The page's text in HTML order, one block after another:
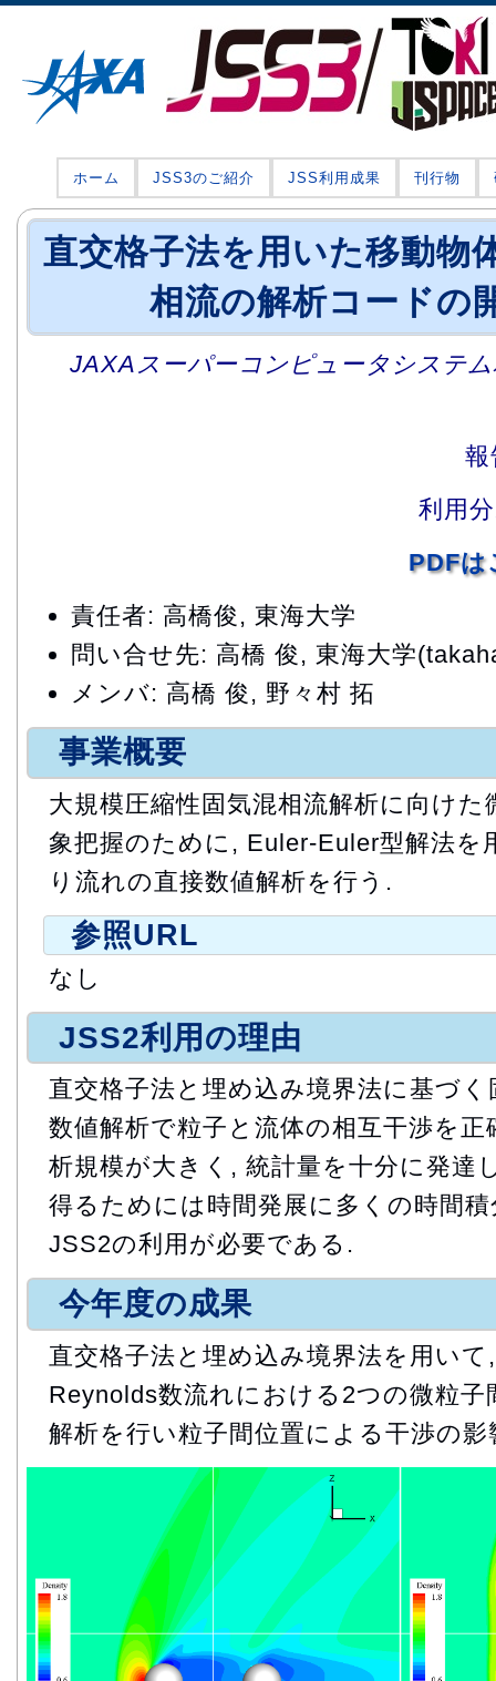
ホーム JSS3のご紹介 JSS利用成果 刊行物
直交格子法を用いた移動物
相流の解析コードの
JAXAスーパーコンピュータシステ
報
利用
PDFは
責任者: 高橋俊, 東海大学
問い合せ先: 高橋 俊, 東海大学
メンバ: 高橋 俊, 野々村 拓
事業概要
大規模圧縮性固気混相流解析に向け
象把握のために, Euler-Euler型解法を
り流れの直接数値解析を行う.
参照URL
なし
JSS2利用の理由
直交格子法と埋め込み境界法に基づ
数値解析で粒子と流体の相互干渉を
析規模が大きく, 統計量を十分に発達
得るためには時間発展に多くの時間
JSS2の利用が必要である.
今年度の成果
直交格子法と埋め込み境界法を用い
Reynolds数流れにおける2つの微粒子
解析を行い粒子間位置による干渉の